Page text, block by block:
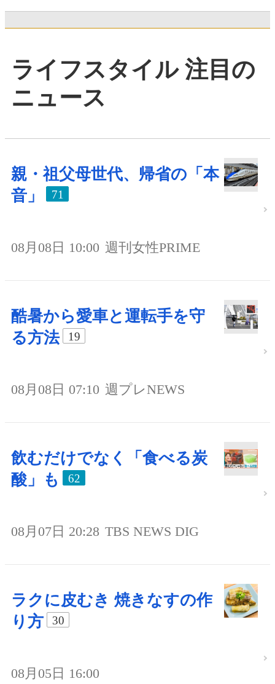
ライフスタイル 注目の
ニュース
親・祖父母世代、帰省の「本
音」
71
08月08日 10:00 週刊女性PRIME
酷暑から愛車と運転手を守
る方法
19
08月08日 07:10 週プレNEWS
飲むだけでなく「食べる炭
酸」も
62
08月07日 20:28 TBS NEWS DIG
ラクに皮むき 焼きなすの作
り方
30
08月05日 16:00